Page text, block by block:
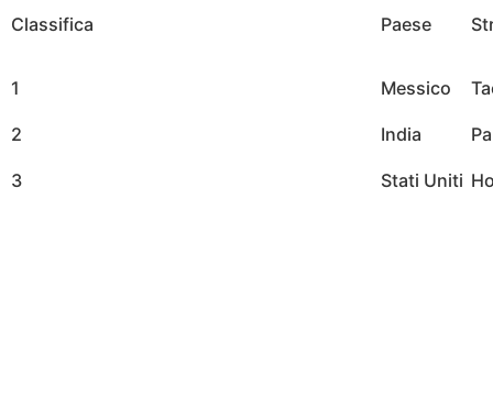
Classifica Paese
1 Messico
2 India
3 Stati Uniti